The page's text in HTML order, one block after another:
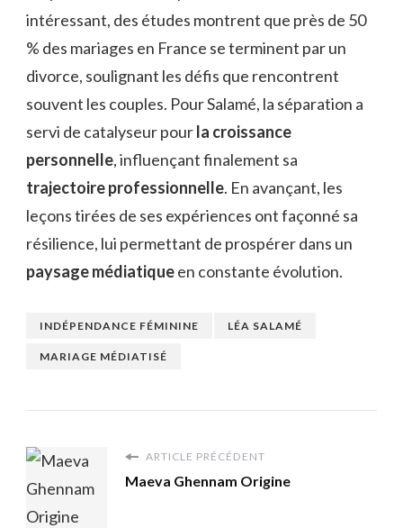
intéressant, des études montrent que près de 50
% des mariages en France se terminent par un
divorce, soulignant les défis que rencontrent
souvent les couples. Pour Salamé, la séparation a
servi de catalyseur pourla croissance
personnelle, influençant finalement sa
trajectoire professionnelle. En avançant, les
leçons tirées de ses expériences ont façonné sa
résilience, lui permettant de prospérer dans un
paysage médiatiqueen constante évolution.
INDÉPENDANCE FÉMININE LÉA SALAMÉ
MARIAGE MÉDIATISÉ
ARTICLE PRÉCÉDENT
Maeva Ghennam Origine